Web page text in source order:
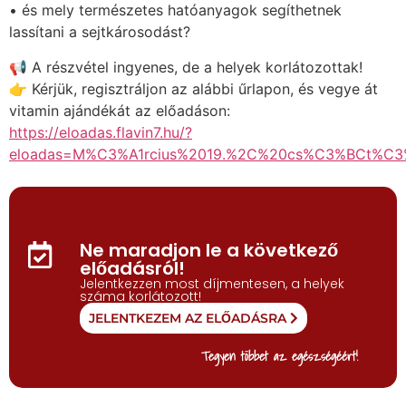
• és mely természetes hatóanyagok segíthetnek
lassítani a sejtkárosodást?
📢 A részvétel ingyenes, de a helyek korlátozottak!
👉 Kérjük, regisztráljon az alábbi űrlapon, és vegye át
vitamin ajándékát az előadáson:
https://eloadas.flavin7.hu/?
Tegyen többet az egészségéért!
Ne maradjon le a következő
előadásról!
Jelentkezzen most díjmentesen, a helyek
száma korlátozott!
JELENTKEZEM AZ ELŐADÁSRA